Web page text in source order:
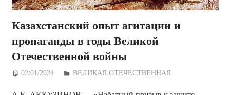
Казахстанский опыт агитации и
пропаганды в годы Великой
Отечественной войны
02/01/2024 Дежурный по Редакции
ВЕЛИКАЯ ОТЕЧЕСТВЕННАЯ